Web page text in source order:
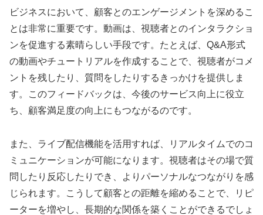
ビジネスにおいて、顧客とのエンゲージメントを深めるこ
とは非常に重要です。動画は、視聴者とのインタラクショ
ンを促進する素晴らしい手段です。たとえば、Q&A形式
の動画やチュートリアルを作成することで、視聴者がコメ
ントを残したり、質問をしたりするきっかけを提供しま
す。このフィードバックは、今後のサービス向上に役立
ち、顧客満足度の向上にもつながるのです。
また、ライブ配信機能を活用すれば、リアルタイムでのコ
ミュニケーションが可能になります。視聴者はその場で質
問したり反応したりでき、よりパーソナルなつながりを感
じられます。こうして顧客との距離を縮めることで、リピ
ーターを増やし、長期的な関係を築くことができるでしょ